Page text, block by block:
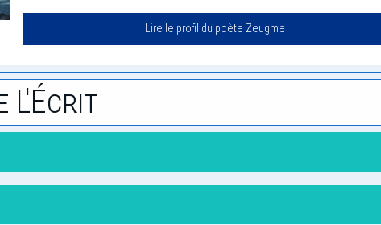
Lire le profil du poète Zeugme
L'Écrit